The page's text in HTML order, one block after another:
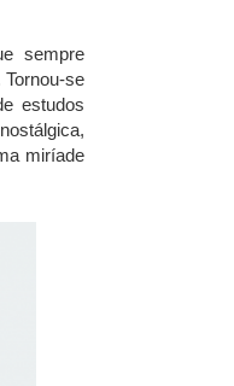
sempre
se
estudos
miríade